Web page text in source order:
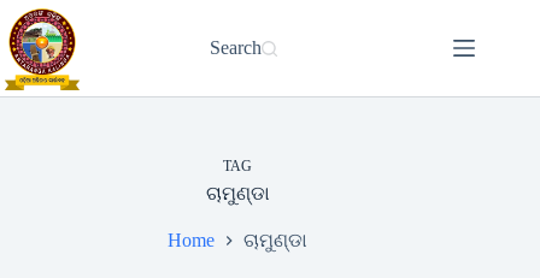
Skip
to
content
Search
TAG
ଚାମୁଣ୍ଡା
Home ଚାମୁଣ୍ଡା